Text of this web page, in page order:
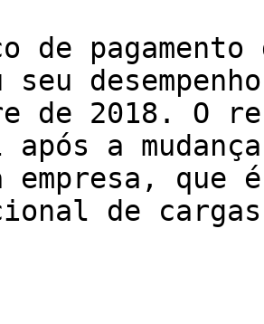
de
seu
de 2018. O
após a
empresa, que
de